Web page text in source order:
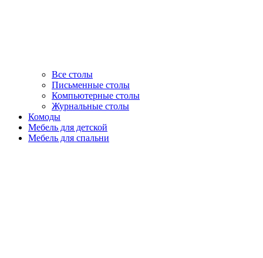
Все столы
Письменные столы
Компьютерные столы
Журнальные столы
Комоды
Мебель для детской
Мебель для спальни